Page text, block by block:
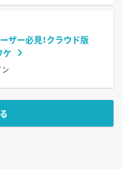
ザー必見！クラウド版
ケ